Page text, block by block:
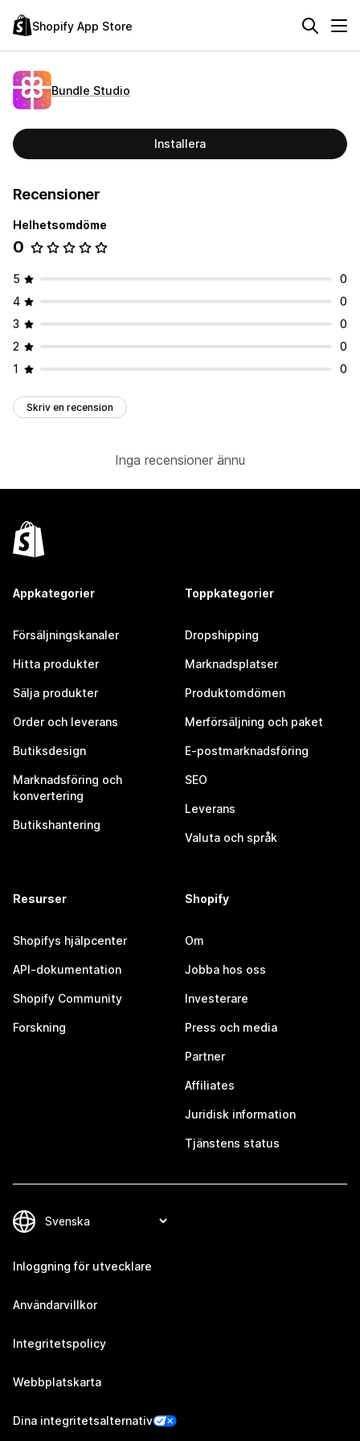
Shopify App Store
Bundle Studio
Installera
Recensioner
Helhetsomdöme
0
5
0
4
0
3
0
2
0
1
0
Skriv en recension
Inga recensioner ännu
Appkategorier
Försäljningskanaler
Hitta produkter
Sälja produkter
Order och leverans
Butiksdesign
Marknadsföring och
konvertering
Butikshantering
Toppkategorier
Dropshipping
Marknadsplatser
Produktomdömen
Merförsäljning och paket
E-postmarknadsföring
SEO
Leverans
Valuta och språk
Resurser
Shopifys hjälpcenter
API-dokumentation
Shopify Community
Forskning
Shopify
Om
Jobba hos oss
Investerare
Press och media
Partner
Affiliates
Juridisk information
Tjänstens status
Inloggning för utvecklare
Användarvillkor
Integritetspolicy
Webbplatskarta
Dina integritetsalternativ